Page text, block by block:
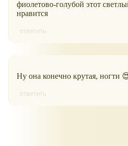
фиолетово-голубой этот
нравится
ответить
Ну она конечно крутая, ногти
ответить